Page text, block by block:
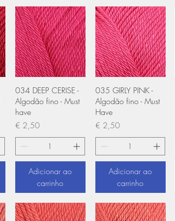
Visualização rápida
034 DEEP CERISE -
Algodão fino - Must
have
Preço
€ 2,50
Adicionar ao
carrinho
Visualização rápida
035 GIRLY PINK -
Algodão fino - Must
Have
Preço
€ 2,50
Adicionar ao
carrinho